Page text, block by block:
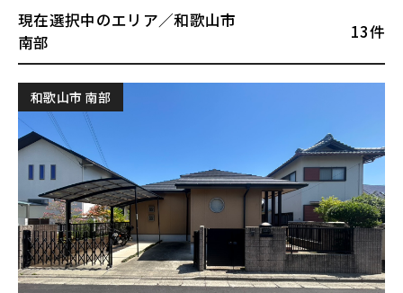
現在選択中のエリア／和歌山市
南部
13件
和歌山市 南部